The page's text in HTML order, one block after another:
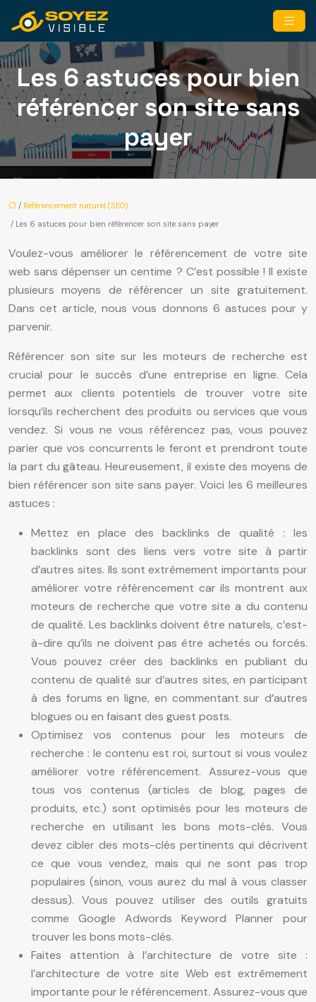
Les 6 astuces pour bien
référencer son site sans
payer
/ Référencement naturel (SEO)
/ Les 6 astuces pour bien référencer son site sans payer
Voulez-vous améliorer le référencement de votre site
web sans dépenser un centime ? C’est possible ! Il existe
plusieurs moyens de référencer un site gratuitement.
Dans cet article, nous vous donnons 6 astuces pour y
parvenir.
Référencer son site sur les moteurs de recherche est
crucial pour le succès d’une entreprise en ligne. Cela
permet aux clients potentiels de trouver votre site
lorsqu’ils recherchent des produits ou services que vous
vendez. Si vous ne vous référencez pas, vous pouvez
parier que vos concurrents le feront et prendront toute
la part du gâteau. Heureusement, il existe des moyens de
bien référencer son site sans payer. Voici les 6 meilleures
astuces :
Mettez en place des backlinks de qualité : les
backlinks sont des liens vers votre site à partir
d’autres sites. Ils sont extrêmement importants pour
améliorer votre référencement car ils montrent aux
moteurs de recherche que votre site a du contenu
de qualité. Les backlinks doivent être naturels, c’est-
à-dire qu’ils ne doivent pas être achetés ou forcés.
Vous pouvez créer des backlinks en publiant du
contenu de qualité sur d’autres sites, en participant
à des forums en ligne, en commentant sur d’autres
blogues ou en faisant des guest posts.
Optimisez vos contenus pour les moteurs de
recherche : le contenu est roi, surtout si vous voulez
améliorer votre référencement. Assurez-vous que
tous vos contenus (articles de blog, pages de
produits, etc.) sont optimisés pour les moteurs de
recherche en utilisant les bons mots-clés. Vous
devez cibler des mots-clés pertinents qui décrivent
ce que vous vendez, mais qui ne sont pas trop
populaires (sinon, vous aurez du mal à vous classer
dessus). Vous pouvez utiliser des outils gratuits
comme Google Adwords Keyword Planner pour
trouver les bons mots-clés.
Faites attention à l’architecture de votre site :
l’architecture de votre site Web est extrêmement
importante pour le référencement. Assurez-vous que